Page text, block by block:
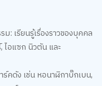
เรียนรู้เรื่องราวของบุคคล
ดัง เช่น หอนาฬิกาบิ๊กเบน,
นจ์
องเที่ยวต่างประเทศแบบ